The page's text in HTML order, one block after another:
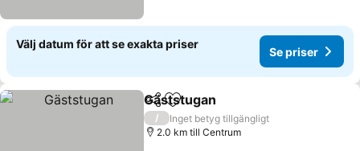
Välj datum för att se exakta priser
Se priser
Dela Lägg till i Mina Favoriter
Gäststugan
/
Inget betyg tillgängligt
2.0 km till Centrum